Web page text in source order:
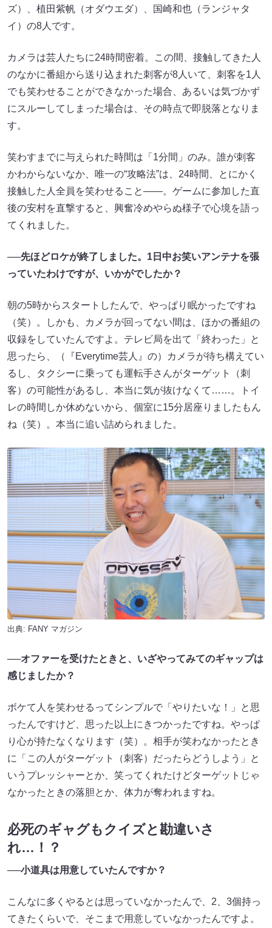
ズ）、植田紫帆（オダウエダ）、国崎和也（ランジャタ
イ）の8人です。
カメラは芸人たちに24時間密着。この間、接触してきた人
のなかに番組から送り込まれた刺客が8人いて、刺客を1人
でも笑わせることができなかった場合、あるいは気づかず
にスルーしてしまった場合は、その時点で即脱落となりま
す。
笑わすまでに与えられた時間は「1分間」のみ。誰が刺客
かわからないなか、唯一の“攻略法”は、24時間、とにかく
接触した人全員を笑わせること――。ゲームに参加した直
後の安村を直撃すると、興奮冷めやらぬ様子で心境を語っ
てくれました。
──先ほどロケが終了しました。1日中お笑いアンテナを張
っていたわけですが、いかがでしたか？
朝の5時からスタートしたんで、やっぱり眠かったですね
（笑）。しかも、カメラが回ってない間は、ほかの番組の
収録をしていたんですよ。テレビ局を出て「終わった」と
思ったら、（​​『Everytime芸人』​の）カメラが待ち構えてい
るし、タクシーに乗っても運転手さんがターゲット（刺
客）の可能性があるし、本当に気が抜けなくて……。トイ
レの時間しか休めないから、個室に15分居座りましたもん
ね（笑）。本当に追い詰められました。
出典: FANY マガジン
──オファーを受けたときと、いざやってみてのギャップは
感じましたか？
ボケて人を笑わせるってシンプルで「やりたいな！」と思
ったんですけど、思った以上にきつかったですね。やっぱ
り心が持たなくなります（笑）。相手が笑わなかったとき
に「この人がターゲット（刺客）だったらどうしよう」と
いうプレッシャーとか、笑ってくれたけどターゲットじゃ
なかったときの落胆とか、体力が奪われますね。
必死のギャグもクイズと勘違いさ
れ…！？
──小道具は用意していたんですか？
こんなに多くやるとは思っていなかったんで、2、3個持っ
てきたくらいで、そこまで用意していなかったんですよ。